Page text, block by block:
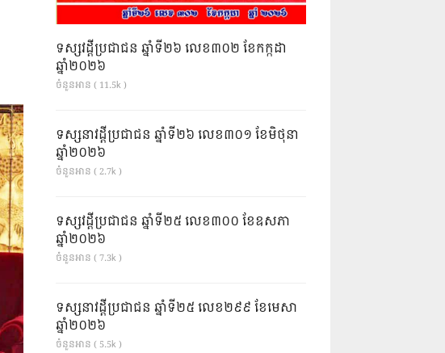
ទស្សវដ្តីប្រជាជន ឆ្នាំទី២៦ លេខ៣០២ ខែកក្កដា
ឆ្នាំ២០២៦
ចំនួនអាន ( 11.5k )
ទស្សនាវដ្ដីប្រជាជន ឆ្នាំទី២៦ លេខ៣០១ ខែមិថុនា
ឆ្នាំ២០២៦
ចំនួនអាន ( 2.7k )
ទស្សវដ្តីប្រជាជន ឆ្នាំទី២៥ លេខ៣០០ ខែឧសភា
ឆ្នាំ២០២៦
ចំនួនអាន ( 7.3k )
ទស្សនាវដ្ដីប្រជាជន ឆ្នាំទី២៥ លេខ២៩៩ ខែមេសា
ឆ្នាំ២០២៦
ចំនួនអាន ( 5.5k )